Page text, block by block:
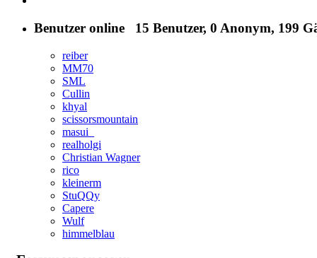
Benutzer online 15 Benutzer, 0 Anonym, 199
reiber
MM70
SML
Cullin
khyal
scissorsmountain
masui_
realholgi
Christian Wagner
rico
kleinerm
StuQQy
Capere
Wulf
himmelblau